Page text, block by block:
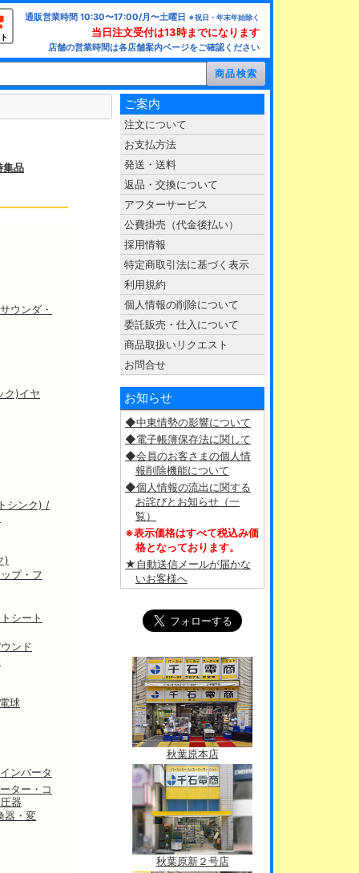
通販営業時間 10:30〜17:00/月〜土曜日 ※祝日・年末年始除く
当日注文受付は13時までになります
店舗の営業時間は各店舗案内ページをご確認ください
集品
ウンダ・
ク)イヤ
シンク) /
)
プ・フ
シート
ンド
球
ンバータ
ター・コ
器
器・変
ご案内
注文について
お支払方法
発送・送料
返品・交換について
アフターサービス
公費掛売（代金後払い）
採用情報
特定商取引法に基づく表示
利用規約
個人情報の削除について
委託販売・仕入について
商品取扱いリクエスト
お問合せ
お知らせ
◆中東情勢の影響について
◆電子帳簿保存法に関して
◆会員のお客さまの個人情
報削除機能について
◆個人情報の流出に関する
お詫びとお知らせ（一
覧）
※表示価格はすべて税込み価
格となっております。
★自動送信メールが届かな
いお客様へ
秋葉原本店
秋葉原新２号店